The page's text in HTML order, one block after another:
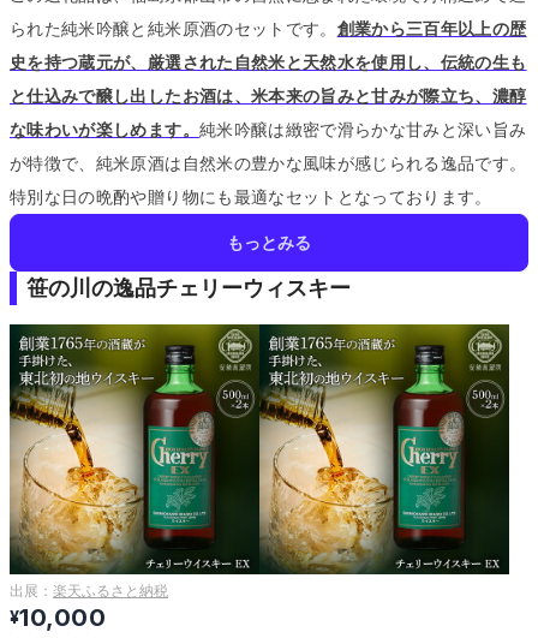
られた純米吟醸と純米原酒のセットです。 創業から三百年以上の歴
史を持つ蔵元が、厳選された自然米と天然水を使用し、伝統の生も
と仕込みで醸し出したお酒は、米本来の旨みと甘みが際立ち、濃醇
な味わいが楽しめます。 純米吟醸は緻密で滑らかな甘みと深い旨み
が特徴で、純米原酒は自然米の豊かな風味が感じられる逸品です。
特別な日の晩酌や贈り物にも最適なセットとなっております。
もっとみる
笹の川の逸品チェリーウィスキー
出展： 楽天ふるさと納税
¥10,000